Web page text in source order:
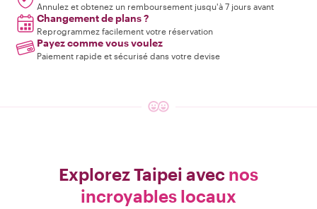
Annulez et obtenez un remboursement jusqu'à 7 jours avant
Changement de plans ?
Reprogrammez facilement votre réservation
Payez comme vous voulez
Paiement rapide et sécurisé dans votre devise
Explorez Taipei avec nos
incroyables locaux